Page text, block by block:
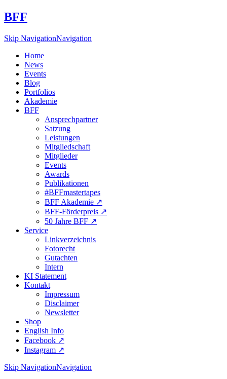
BFF
Skip NavigationNavigation
Home
News
Events
Blog
Portfolios
Akademie
BFF
Ansprechpartner
Satzung
Leistungen
Mitgliedschaft
Mitglieder
Events
Awards
Publikationen
#BFFmastertapes
BFF Akademie ↗︎
BFF-Förderpreis ↗︎
50 Jahre BFF ↗︎
Service
Linkverzeichnis
Fotorecht
Gutachten
Intern
KI Statement
Kontakt
Impressum
Disclaimer
Newsletter
Shop
English Info
Facebook ↗︎
Instagram ↗︎
Skip NavigationNavigation